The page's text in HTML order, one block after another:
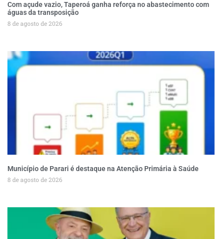
Com açude vazio, Taperoá ganha reforça no abastecimento com
águas da transposição
8 de agosto de 2026
Município de Parari é destaque na Atenção Primária à Saúde
8 de agosto de 2026